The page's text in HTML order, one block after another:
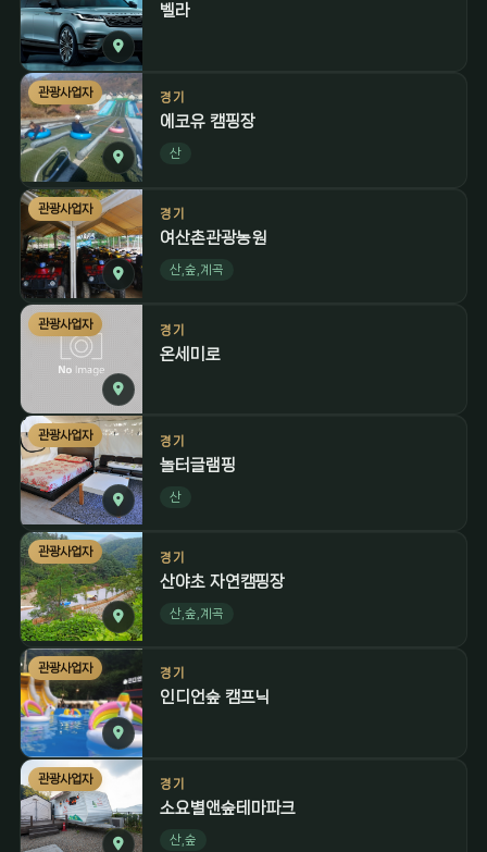
벨라
관광사업자 경기
에코유 캠핑장
산
관광사업자 경기
여산촌관광농원
산,숲,계곡
관광사업자 경기
온세미로
관광사업자 경기
놀터글램핑
산
관광사업자 경기
산야초 자연캠핑장
산,숲,계곡
관광사업자 경기
인디언숲 캠프닉
관광사업자 경기
소요별앤숲테마파크
산,숲